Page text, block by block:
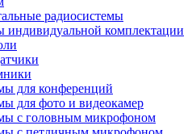
радиосистемы
индивидуальной комплектации
для конференций
для фото и видеокамер
с головным микрофоном